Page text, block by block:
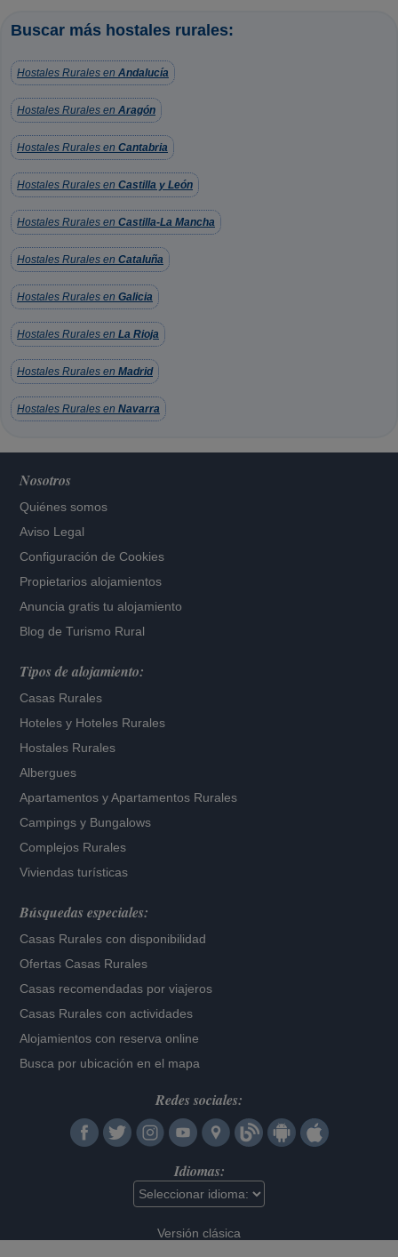
Buscar más hostales rurales:
Hostales Rurales en Andalucía
Hostales Rurales en Aragón
Hostales Rurales en Cantabria
Hostales Rurales en Castilla y León
Hostales Rurales en Castilla-La Mancha
Hostales Rurales en Cataluña
Hostales Rurales en Galicia
Hostales Rurales en La Rioja
Hostales Rurales en Madrid
Hostales Rurales en Navarra
Nosotros
Quiénes somos
Aviso Legal
Configuración de Cookies
Propietarios alojamientos
Anuncia gratis tu alojamiento
Blog de Turismo Rural
Tipos de alojamiento:
Casas Rurales
Hoteles y Hoteles Rurales
Hostales Rurales
Albergues
Apartamentos yApartamentos Rurales
Campings y Bungalows
Complejos Rurales
Viviendas turísticas
Búsquedas especiales:
Casas Rurales con disponibilidad
Ofertas Casas Rurales
Casas recomendadas por viajeros
Casas Rurales con actividades
Alojamientos con reserva online
Busca por ubicación en el mapa
Redes sociales:
Idiomas:
Versión clásica